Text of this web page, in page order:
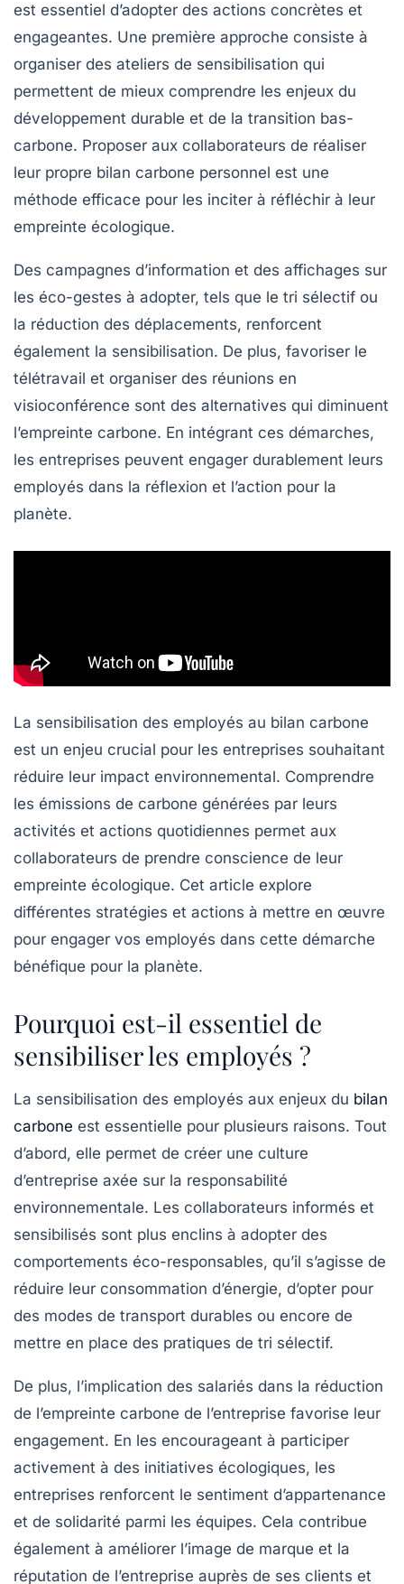
est essentiel d’adopter des actions concrètes et
engageantes. Une première approche consiste à
organiser des ateliers de sensibilisation qui
permettent de mieux comprendre les enjeux du
développement durable et de la transition bas-
carbone. Proposer aux collaborateurs de réaliser
leur propre bilan carbone personnel est une
méthode efficace pour les inciter à réfléchir à leur
empreinte écologique.
Des campagnes d’information et des affichages sur
les éco-gestes à adopter, tels que le tri sélectif ou
la réduction des déplacements, renforcent
également la sensibilisation. De plus, favoriser le
télétravail et organiser des réunions en
visioconférence sont des alternatives qui diminuent
l’empreinte carbone. En intégrant ces démarches,
les entreprises peuvent engager durablement leurs
employés dans la réflexion et l’action pour la
planète.
La sensibilisation des employés au bilan carbone
est un enjeu crucial pour les entreprises souhaitant
réduire leur impact environnemental. Comprendre
les émissions de carbone générées par leurs
activités et actions quotidiennes permet aux
collaborateurs de prendre conscience de leur
empreinte écologique. Cet article explore
différentes stratégies et actions à mettre en œuvre
pour engager vos employés dans cette démarche
bénéfique pour la planète.
Pourquoi est-il essentiel de
sensibiliser les employés ?
La sensibilisation des employés aux enjeux du bilan
carbone est essentielle pour plusieurs raisons. Tout
d’abord, elle permet de créer une culture
d’entreprise axée sur la responsabilité
environnementale. Les collaborateurs informés et
sensibilisés sont plus enclins à adopter des
comportements éco-responsables, qu’il s’agisse de
réduire leur consommation d’énergie, d’opter pour
des modes de transport durables ou encore de
mettre en place des pratiques de tri sélectif.
De plus, l’implication des salariés dans la réduction
de l’empreinte carbone de l’entreprise favorise leur
engagement. En les encourageant à participer
activement à des initiatives écologiques, les
entreprises renforcent le sentiment d’appartenance
et de solidarité parmi les équipes. Cela contribue
également à améliorer l’image de marque et la
réputation de l’entreprise auprès de ses clients et